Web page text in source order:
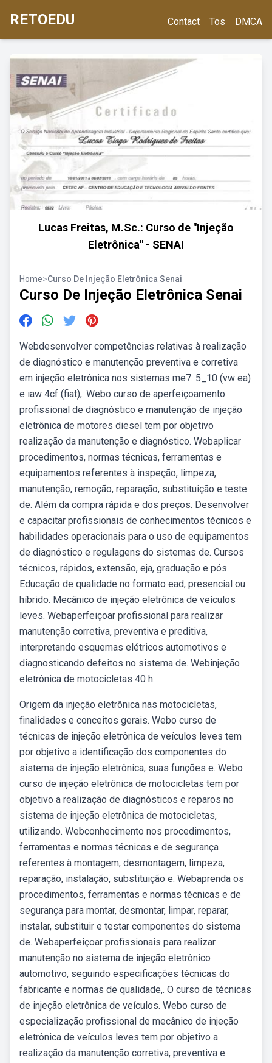
RETOEDU Contact Tos DMCA
Lucas Freitas, M.Sc.: Curso de "Injeção
Eletrônica" - SENAI
Home>Curso De Injeção Eletrônica Senai
Curso De Injeção Eletrônica Senai
Webdesenvolver competências relativas à realização
de diagnóstico e manutenção preventiva e corretiva
em injeção eletrônica nos sistemas me7. 5_10 (vw ea)
e iaw 4cf (fiat),. Webo curso de aperfeiçoamento
profissional de diagnóstico e manutenção de injeção
eletrônica de motores diesel tem por objetivo
realização da manutenção e diagnóstico. Webaplicar
procedimentos, normas técnicas, ferramentas e
equipamentos referentes à inspeção, limpeza,
manutenção, remoção, reparação, substituição e teste
de. Além da compra rápida e dos preços. Desenvolver
e capacitar profissionais de conhecimentos técnicos e
habilidades operacionais para o uso de equipamentos
de diagnóstico e regulagens do sistemas de. Cursos
técnicos, rápidos, extensão, eja, graduação e pós.
Educação de qualidade no formato ead, presencial ou
híbrido. Mecânico de injeção eletrônica de veículos
leves. Webaperfeiçoar profissional para realizar
manutenção corretiva, preventiva e preditiva,
interpretando esquemas elétricos automotivos e
diagnosticando defeitos no sistema de. Webinjeção
eletrônica de motocicletas 40 h.
Origem da injeção eletrônica nas motocicletas,
finalidades e conceitos gerais. Webo curso de
técnicas de injeção eletrônica de veículos leves tem
por objetivo a identificação dos componentes do
sistema de injeção eletrônica, suas funções e. Webo
curso de injeção eletrônica de motocicletas tem por
objetivo a realização de diagnósticos e reparos no
sistema de injeção eletrônica de motocicletas,
utilizando. Webconhecimento nos procedimentos,
ferramentas e normas técnicas e de segurança
referentes à montagem, desmontagem, limpeza,
reparação, instalação, substituição e. Webaprenda os
procedimentos, ferramentas e normas técnicas e de
segurança para montar, desmontar, limpar, reparar,
instalar, substituir e testar componentes do sistema
de. Webaperfeiçoar profissionais para realizar
manutenção no sistema de injeção eletrônico
automotivo, seguindo especificações técnicas do
fabricante e normas de qualidade,. O curso de técnicas
de injeção eletrônica de veículos. Webo curso de
especialização profissional de mecânico de injeção
eletrônica de veículos leves tem por objetivo a
realização da manutenção corretiva, preventiva e.